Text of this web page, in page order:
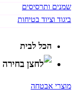
שמנים ותרסיסים
ביגוד וציוד בטיחות
הכל לבית
מוצרי אבטחה